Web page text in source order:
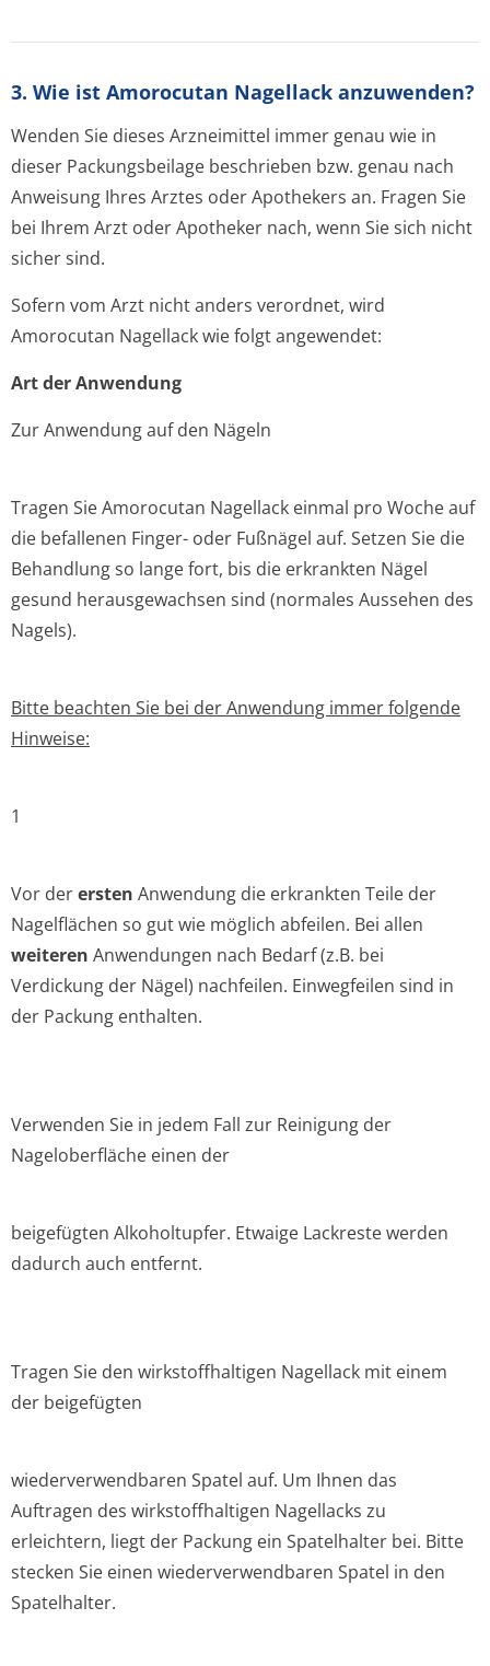
3. Wie ist Amorocutan Nagellack anzuwenden?
Wenden Sie dieses Arzneimittel immer genau wie in
dieser Packungsbeilage beschrieben bzw. genau nach
Anweisung Ihres Arztes oder Apothekers an. Fragen Sie
bei Ihrem Arzt oder Apotheker nach, wenn Sie sich nicht
sicher sind.
Sofern vom Arzt nicht anders verordnet, wird
Amorocutan Nagellack wie folgt angewendet:
Art der Anwendung
Zur Anwendung auf den Nägeln
Tragen Sie Amorocutan Nagellack einmal pro Woche auf
die befallenen Finger- oder Fußnägel auf. Setzen Sie die
Behandlung so lange fort, bis die erkrankten Nägel
gesund herausgewachsen sind (normales Aussehen des
Nagels).
Bitte beachten Sie bei der Anwendung immer folgende
Hinweise:
1
Vor derersten Anwendung die erkrankten Teile der
Nagelflächen so gut wie möglich abfeilen. Bei allen
weiteren Anwendungen nach Bedarf (z.B. bei
Verdickung der Nägel) nachfeilen. Einwegfeilen sind in
der Packung enthalten.
Verwenden Sie in jedem Fall zur Reinigung der
Nageloberfläche einen der
beigefügten Alkoholtupfer. Etwaige Lackreste werden
dadurch auch entfernt.
Tragen Sie den wirkstoffhaltigen Nagellack mit einem
der beigefügten
wiederverwendbaren Spatel auf. Um Ihnen das
Auftragen des wirkstoffhaltigen Nagellacks zu
erleichtern, liegt der Packung ein Spatelhalter bei. Bitte
stecken Sie einen wiederverwendbaren Spatel in den
Spatelhalter.